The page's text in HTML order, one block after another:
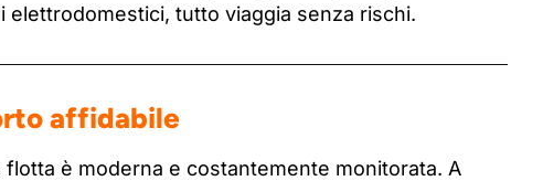
elettrodomestici, tutto viaggia senza rischi.
affidabile
flotta è moderna e costantemente monitorata. A